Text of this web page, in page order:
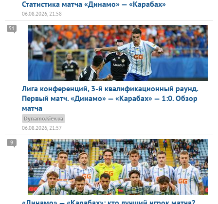
Статистика матча «Динамо» — «Карабах»
06.08.2026, 21:58
Лига конференций, 3-й квалификационный раунд.
Первый матч. «Динамо» — «Карабах» — 1:0. Обзор
матча
51
Dynamo.kiev.ua
06.08.2026, 21:57
9